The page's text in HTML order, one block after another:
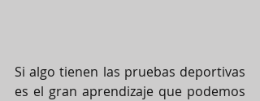
Si algo tienen las pruebas deportivas
es el gran aprendizaje que podemos